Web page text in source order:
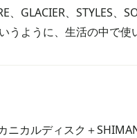
GLACIER、STYLES、
うように、生活の中で
カルディスク＋